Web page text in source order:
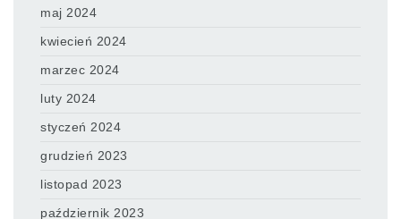
maj 2024
kwiecień 2024
marzec 2024
luty 2024
styczeń 2024
grudzień 2023
listopad 2023
październik 2023